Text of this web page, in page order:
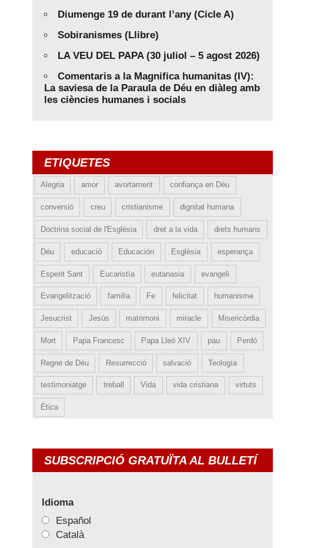
Diumenge 19 de durant l’any (Cicle A)
Sobiranismes (Llibre)
LA VEU DEL PAPA (30 juliol – 5 agost 2026)
Comentaris a la Magnifica humanitas (IV):
La saviesa de la Paraula de Déu en diàleg amb
les ciències humanes i socials
ETIQUETES
Alegria amor avortament confiança en Déu
conversió creu cristianisme dignitat humana
Doctrina social de l'Església dret a la vida drets humans
Déu educació Educación Esglèsia esperança
Esperit Sant Eucaristía eutanasia evangeli
Evangelització familia Fe felicitat humanisme
Jesucrist Jesús matrimoni miracle Misericòrdia
Mort Papa Francesc Papa Lleó XIV pau Perdó
Regne de Déu Resurrecció salvació Teología
testimoniatge treball Vida vida cristiana virtuts
Ética
SUBSCRIPCIÓ GRATUÏTA AL BULLETÍ
Idioma
Español
Català